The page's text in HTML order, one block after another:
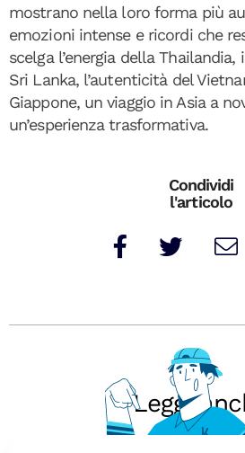
mostrano nella loro forma più
emozioni intense e ricordi che
scelga l’energia della
Sri Lanka, l’autenticità del
Giappone, un viaggio in Asia a
un’esperienza trasformativa.
Condividi
l'articolo
Leggi